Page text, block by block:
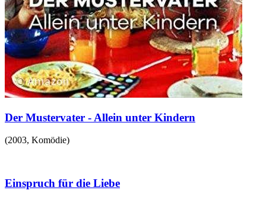
Der Mustervater - Allein unter Kindern
(2003, Komödie)
Einspruch für die Liebe